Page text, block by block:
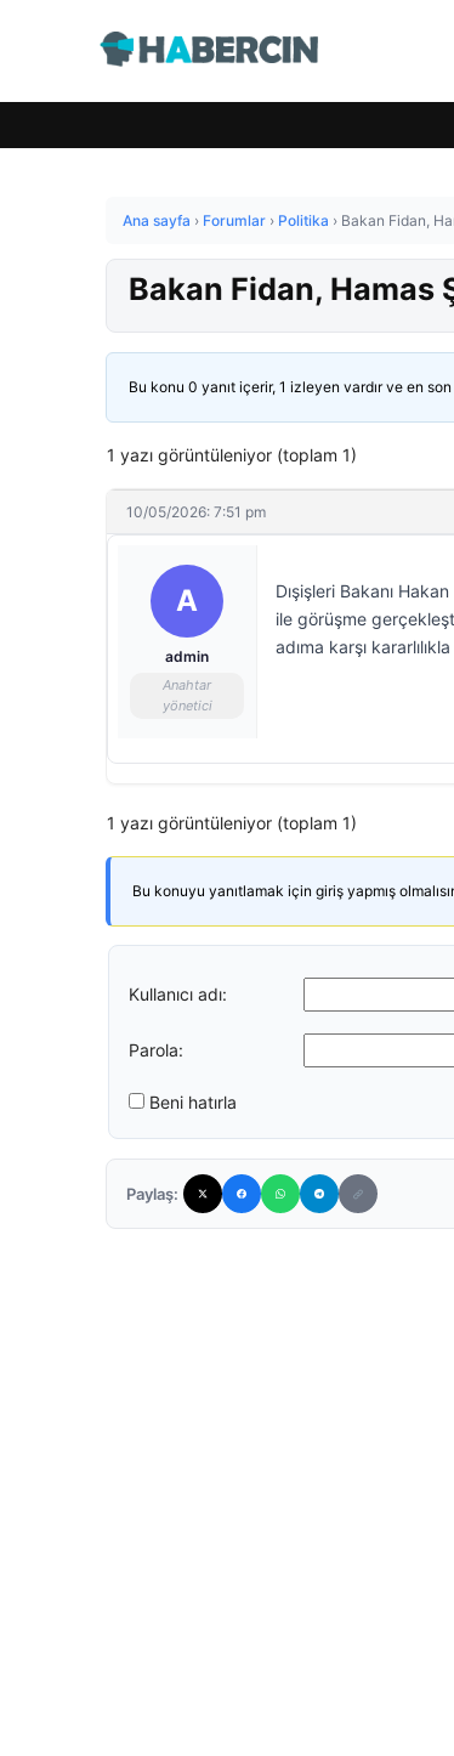
Ana sayfa › Forumlar › Politika › Bakan Fidan,
Bakan Fidan, Hamas
Bu konu 0 yanıt içerir, 1 izleyen vardır ve en son
1 yazı görüntüleniyor (toplam 1)
10/05/2026: 7:51 pm
A
admin
Anahtar
yönetici
Dışişleri Bakanı
ile görüşme
adıma karşı
1 yazı görüntüleniyor (toplam 1)
Bu konuyu yanıtlamak için giriş yapmış
Kullanıcı adı:
Parola:
Beni hatırla
Paylaş: